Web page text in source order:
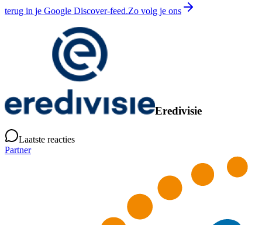
terug in je Google Discover-feed.Zo volg je ons
Eredivisie
Laatste reacties
Partner